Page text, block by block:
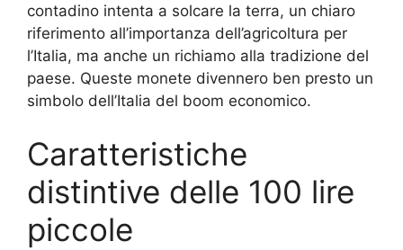
contadino intenta a solcare la terra, un chiaro
riferimento all’importanza dell’agricoltura per
l’Italia, ma anche un richiamo alla tradizione del
paese. Queste monete divennero ben presto un
simbolo dell’Italia del boom economico.
Caratteristiche
distintive delle 100 lire
piccole